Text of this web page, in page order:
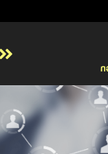
เกี่ยวกับ กบข.
บริการสมาชิก